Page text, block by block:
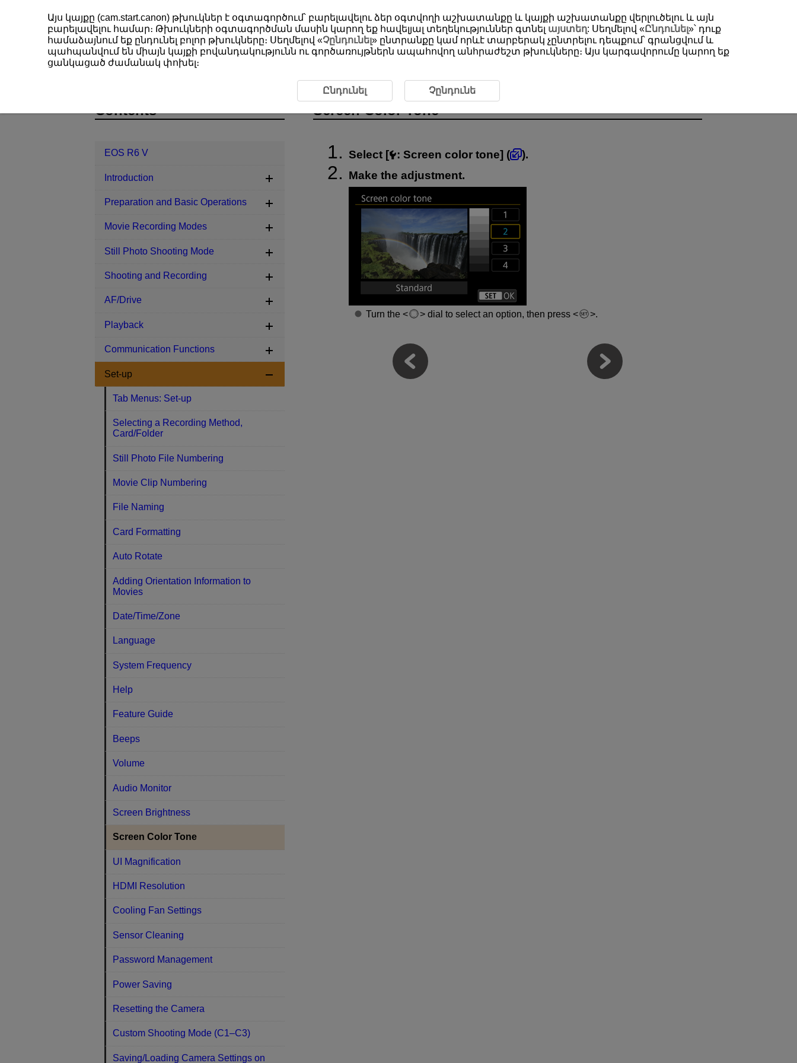
EOS R6 V Set-up Screen Color Tone
Screen Color Tone
Select [ : Screen color tone] (
).
Make the adjustment.
Turn the dial to select an option, then press .
Contents
EOS R6 V
Introduction
Preparation and Basic Operations
Movie Recording Modes
Still Photo Shooting Mode
Shooting and Recording
AF/Drive
Playback
Communication Functions
Set-up
Tab Menus: Set-up
Selecting a Recording Method,
Card/Folder
Still Photo File Numbering
Movie Clip Numbering
File Naming
Card Formatting
Auto Rotate
Adding Orientation Information to
Movies
Date/Time/Zone
Language
System Frequency
Help
Feature Guide
Beeps
Volume
Audio Monitor
Screen Brightness
Screen Color Tone
UI Magnification
HDMI Resolution
Cooling Fan Settings
Sensor Cleaning
Password Management
Power Saving
Resetting the Camera
Custom Shooting Mode (C1–C3)
Saving/Loading Camera Settings on
Այս կայքը (cam.start.canon) թխուկներ է օգտագործում՝ բարելավելու ձեր օգտվողի աշխատանքը և կայքի աշխատանքը վերլուծելու և այն
բարելավելու համար։ Թխուկների օգտագործման մասին կարող եք հավելյալ տեղեկություններ գտնել այստեղ: Սեղմելով «Ընդունել»՝ դուք
համաձայնում եք ընդունել բոլոր թխուկները։ Սեղմելով «Չընդունել» ընտրանքը կամ որևէ տարբերակ չընտրելու դեպքում՝ գրանցվում և
պահպանվում են միայն կայքի բովանդակությունն ու գործառույթներն ապահովող անհրաժեշտ թխուկները։ Այս կարգավորումը կարող եք
ցանկացած ժամանակ փոխել։
Ընդունել Չընդունե